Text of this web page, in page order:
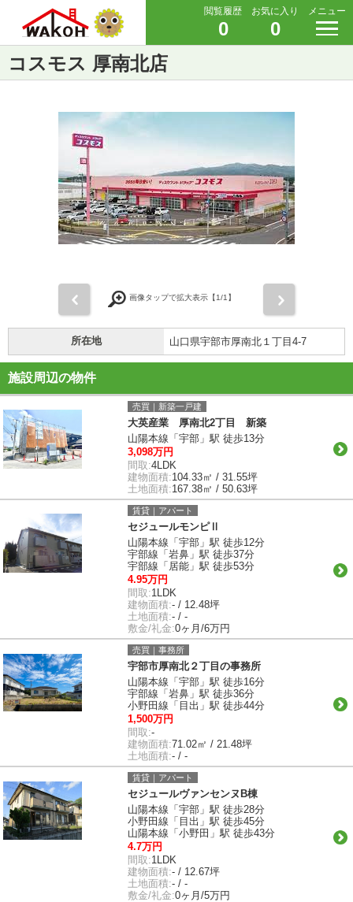
閲覧履歴
0
お気に入り
0
メニュー
コスモス 厚南北店
画像タップで拡大表示【1/1】
所在地 山口県宇部市厚南北１丁目4-7
施設周辺の物件
売買｜新築一戸建
大英産業 厚南北2丁目 新築
山陽本線「宇部」駅 徒歩13分
3,098万円
間取:4LDK
建物面積:104.33㎡ / 31.55坪
土地面積:167.38㎡ / 50.63坪
賃貸｜アパート
セジュールモンピⅡ
山陽本線「宇部」駅 徒歩12分
宇部線「岩鼻」駅 徒歩37分
宇部線「居能」駅 徒歩53分
4.95万円
間取:1LDK
建物面積:- / 12.48坪
土地面積:- / -
敷金/礼金:0ヶ月/6万円
売買｜事務所
宇部市厚南北２丁目の事務所
山陽本線「宇部」駅 徒歩16分
宇部線「岩鼻」駅 徒歩36分
小野田線「目出」駅 徒歩44分
1,500万円
間取:-
建物面積:71.02㎡ / 21.48坪
土地面積:- / -
賃貸｜アパート
セジュールヴァンセンヌB棟
山陽本線「宇部」駅 徒歩28分
小野田線「目出」駅 徒歩45分
山陽本線「小野田」駅 徒歩43分
4.7万円
間取:1LDK
建物面積:- / 12.67坪
土地面積:- / -
敷金/礼金:0ヶ月/5万円